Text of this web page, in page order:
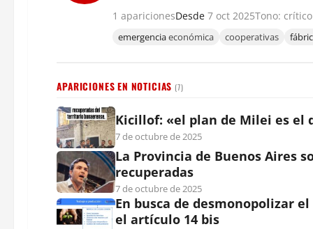
1 aparicionesDesde 7 oct 2025Tono: crítico
emergenciaeconómica cooperativas
APARICIONES EN NOTICIAS (7)
Kicillof: «el plan de Milei es
7 de octubre de 2025
La Provincia de Buenos Aires
recuperadas
7 de octubre de 2025
En busca de desmonopolizar
el artículo 14 bis